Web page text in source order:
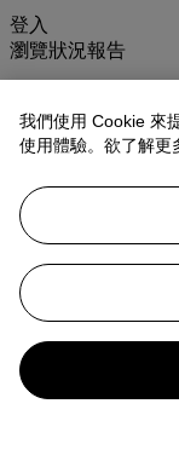
登入
瀏覽狀況報告
更多來自
室清韻</
查看全部
查看全部
我們使用 Cookie 來
使用體驗。欲了解更